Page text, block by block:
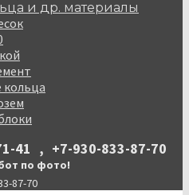
и др. материалы
41 , +7-930-833-87-70
по фото!
87-70